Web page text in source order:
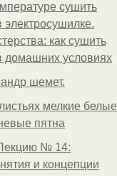
сушить
как сушить
домашних условиях
шемет.
мелкие белые
пятна
№ 14:
и концепции